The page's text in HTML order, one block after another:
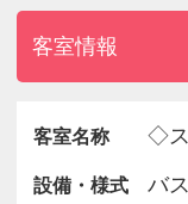
お車でご来館の
ご利用ください。
提携・優待の駐
【電車】
客室情報
客室名称 ◇ス
設備・様式 バ